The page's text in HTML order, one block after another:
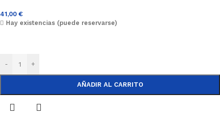
41,00 €
Hay existencias (puede reservarse)
- +
AÑADIR AL CARRITO